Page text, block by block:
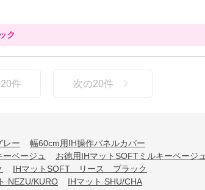
ク
20件 次の20件
レー
幅60cm用IH操作パネルカバー
ベージュ
お徳用IHマットSOFTミルキーベージュ
IHマットSOFT リース ブラック
NEZU/KURO
IHマット SHU/CHA